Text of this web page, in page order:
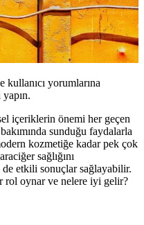
yorumlarına
yapın.
içeriklerin önemi her geçen
sunduğu faydalarla
kozmetiğe kadar pek çok
sağlığını
de etkili sonuçlar sağlayabilir.
rol oynar ve nelere iyi gelir?